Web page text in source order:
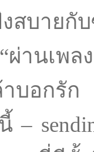
สบายกั
ผ่านเพล
บอกรัก